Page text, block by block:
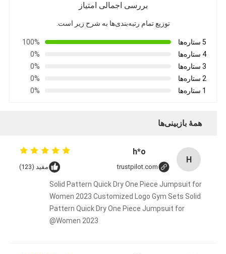
بررسی اجمالی امتیاز
توزیع تمام رتبه‌بندی‌ها به شرح زیر است.
5 ستاره‌ها
100%
4 ستاره‌ها
0%
3 ستاره‌ها
0%
2 ستاره‌ها
0%
1 ستاره‌ها
0%
همهٔ بازبینی‌ها
H
h*o
trustpilot.com مفید (123)
Solid Pattern Quick Dry One Piece Jumpsuit for
Women 2023 Customized Logo Gym Sets Solid
Pattern Quick Dry One Piece Jumpsuit for
Women 2023@